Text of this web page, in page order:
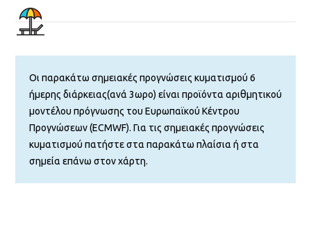
Οι παρακάτω σημειακές προγνώσεις κυματισμού 6
ήμερης διάρκειας(ανά 3ωρο) είναι προϊόντα αριθμητικού
μοντέλου πρόγνωσης του Ευρωπαϊκού Κέντρου
Προγνώσεων (ECMWF). Για τις σημειακές προγνώσεις
κυματισμού πατήστε στα παρακάτω πλαίσια ή στα
σημεία επάνω στον χάρτη.